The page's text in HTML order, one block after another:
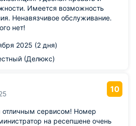
Имеется возможность
Ненавязчивое обслуживание.
нет!
2025 (2 дня)
(Делюкс)
10
отличным сервисом! Номер
на ресепшене очень